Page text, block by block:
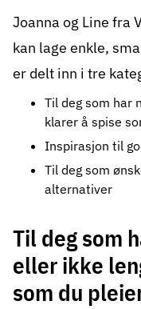
Joanna og Line fra
kan lage enkle,
er delt inn i tre
Til deg som har
klarer å spise
Inspirasjon til
Til deg som
alternativer
Til deg som
eller ikke
som du